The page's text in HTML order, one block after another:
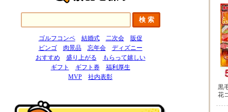
ゴルフコンペ 結婚式 二次会
販促
ビンゴ
肉景品 忘年会
ディズニー
おすすめ
盛り上がる
もらって嬉しい
ギフト
ギフト券
福利厚生
MVP
社内表彰
黒
花